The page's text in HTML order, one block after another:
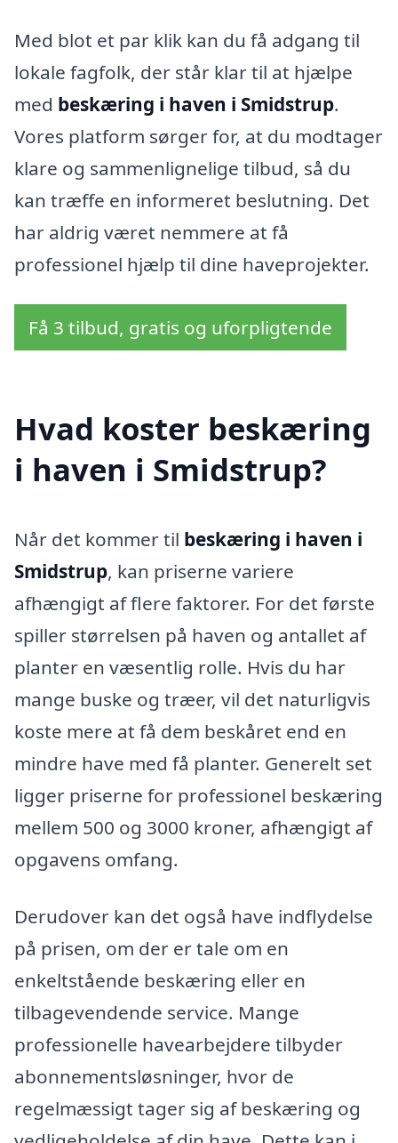
Med blot et par klik kan du få adgang til
lokale fagfolk, der står klar til at hjælpe
med beskæring i haven i Smidstrup.
Vores platform sørger for, at du modtager
klare og sammenlignelige tilbud, så du
kan træffe en informeret beslutning. Det
har aldrig været nemmere at få
professionel hjælp til dine haveprojekter.
Få 3 tilbud, gratis og uforpligtende
Hvad koster beskæring
i haven i Smidstrup?
Når det kommer til beskæring i haven i
Smidstrup, kan priserne variere
afhængigt af flere faktorer. For det første
spiller størrelsen på haven og antallet af
planter en væsentlig rolle. Hvis du har
mange buske og træer, vil det naturligvis
koste mere at få dem beskåret end en
mindre have med få planter. Generelt set
ligger priserne for professionel beskæring
mellem 500 og 3000 kroner, afhængigt af
opgavens omfang.
Derudover kan det også have indflydelse
på prisen, om der er tale om en
enkeltstående beskæring eller en
tilbagevendende service. Mange
professionelle havearbejdere tilbyder
abonnementsløsninger, hvor de
regelmæssigt tager sig af beskæring og